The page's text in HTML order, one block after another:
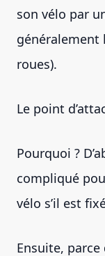
son vélo par
généralement
roues).
Le point
Pourquoi ?
compliqué
vélo s’il est
Ensuite,